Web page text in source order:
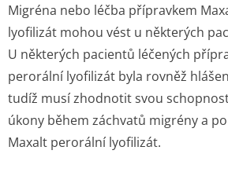
Migréna nebo léčba přípravkem
lyofilizát mohou vést u některých
U některých pacientů léčených
perorální lyofilizát byla rovněž
tudíž musí zhodnotit svou
úkony během záchvatů migrény a
Maxalt perorální lyofilizát.